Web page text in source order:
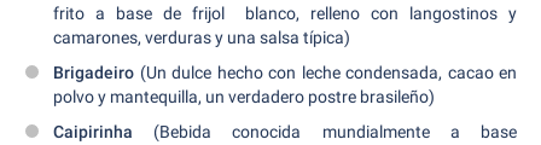
frito a base de frijol blanco, relleno con langostinos y
camarones, verduras y una salsa típica)
Brigadeiro (Un dulce hecho con leche condensada, cacao en
polvo y mantequilla, un verdadero postre brasileño)
Caipirinha (Bebida conocida mundialmente a base